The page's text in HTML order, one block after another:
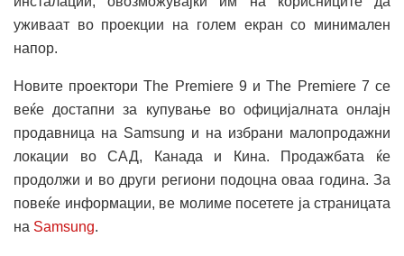
уживаат во проекции на голем екран со минимален
напор.
Новите проектори The Premiere 9 и The Premiere 7 се
веќе достапни за купување во официјалната онлајн
продавница на Samsung и на избрани малопродажни
локации во САД, Канада и Кина. Продажбата ќе
продолжи и во други региони подоцна оваа година. За
повеќе информации, ве молиме посетете ја страницата
на Samsung.